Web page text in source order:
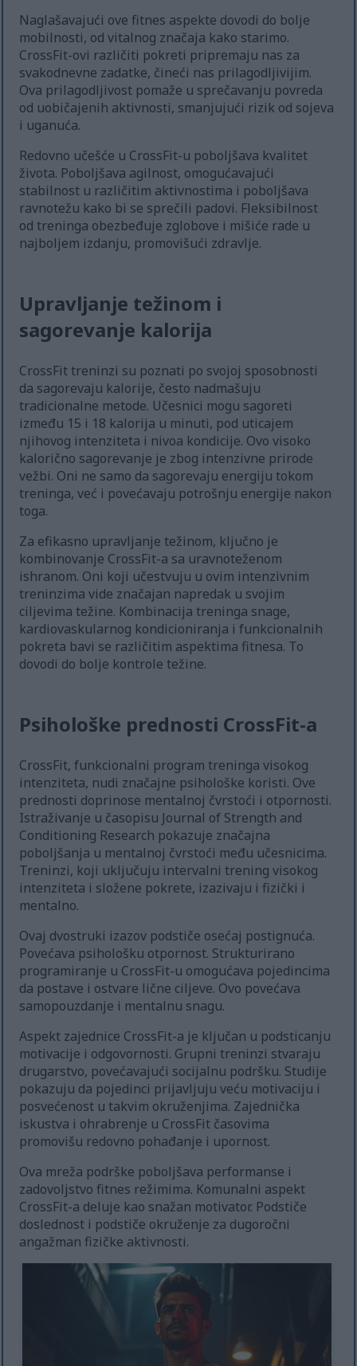
Naglašavajući ove fitnes aspekte dovodi do bolje
mobilnosti, od vitalnog značaja kako starimo.
CrossFit-ovi različiti pokreti pripremaju nas za
svakodnevne zadatke, čineći nas prilagodljivijim.
Ova prilagodljivost pomaže u sprečavanju povreda
od uobičajenih aktivnosti, smanjujući rizik od sojeva
i uganuća.
Redovno učešće u CrossFit-u poboljšava kvalitet
života. Poboljšava agilnost, omogućavajući
stabilnost u različitim aktivnostima i poboljšava
ravnotežu kako bi se sprečili padovi. Fleksibilnost
od treninga obezbeđuje zglobove i mišiće rade u
najboljem izdanju, promovišući zdravlje.
Upravljanje težinom i
sagorevanje kalorija
CrossFit treninzi su poznati po svojoj sposobnosti
da sagorevaju kalorije, često nadmašuju
tradicionalne metode. Učesnici mogu sagoreti
između 15 i 18 kalorija u minuti, pod uticajem
njihovog intenziteta i nivoa kondicije. Ovo visoko
kalorično sagorevanje je zbog intenzivne prirode
vežbi. Oni ne samo da sagorevaju energiju tokom
treninga, već i povećavaju potrošnju energije nakon
toga.
Za efikasno upravljanje težinom, ključno je
kombinovanje CrossFit-a sa uravnoteženom
ishranom. Oni koji učestvuju u ovim intenzivnim
treninzima vide značajan napredak u svojim
ciljevima težine. Kombinacija treninga snage,
kardiovaskularnog kondicioniranja i funkcionalnih
pokreta bavi se različitim aspektima fitnesa. To
dovodi do bolje kontrole težine.
Psihološke prednosti CrossFit-a
CrossFit, funkcionalni program treninga visokog
intenziteta, nudi značajne psihološke koristi. Ove
prednosti doprinose mentalnoj čvrstoći i otpornosti.
Istraživanje u časopisu Journal of Strength and
Conditioning Research pokazuje značajna
poboljšanja u mentalnoj čvrstoći među učesnicima.
Treninzi, koji uključuju intervalni trening visokog
intenziteta i složene pokrete, izazivaju i fizički i
mentalno.
Ovaj dvostruki izazov podstiče osećaj postignuća.
Povećava psihološku otpornost. Strukturirano
programiranje u CrossFit-u omogućava pojedincima
da postave i ostvare lične ciljeve. Ovo povećava
samopouzdanje i mentalnu snagu.
Aspekt zajednice CrossFit-a je ključan u podsticanju
motivacije i odgovornosti. Grupni treninzi stvaraju
drugarstvo, povećavajući socijalnu podršku. Studije
pokazuju da pojedinci prijavljuju veću motivaciju i
posvećenost u takvim okruženjima. Zajednička
iskustva i ohrabrenje u CrossFit časovima
promovišu redovno pohađanje i upornost.
Ova mreža podrške poboljšava performanse i
zadovoljstvo fitnes režimima. Komunalni aspekt
CrossFit-a deluje kao snažan motivator. Podstiče
doslednost i podstiče okruženje za dugoročni
angažman fizičke aktivnosti.